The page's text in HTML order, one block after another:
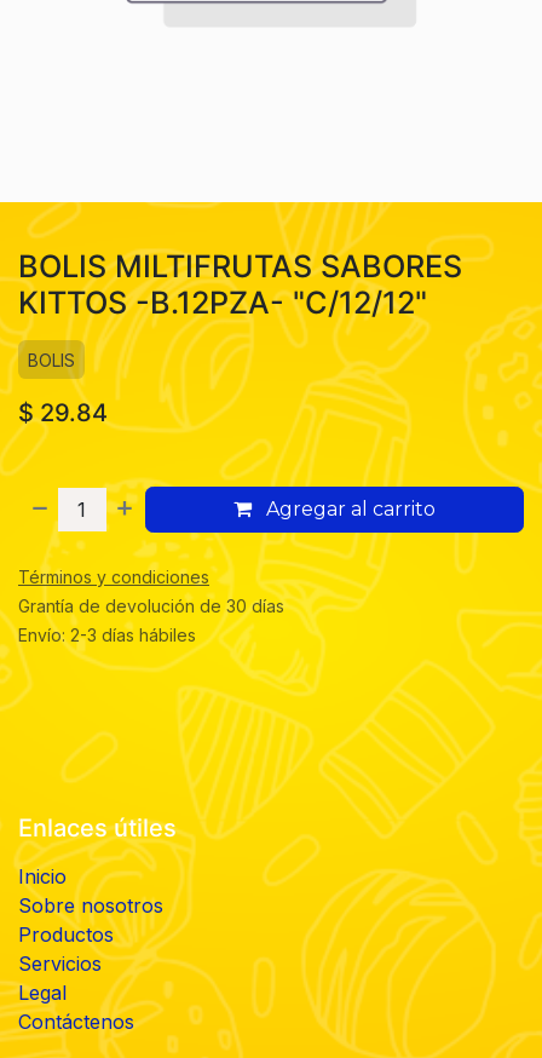
BOLIS MILTIFRUTAS SABORES
KITTOS -B.12PZA- "C/12/12"
BOLIS
$29.84
Agregar al carrito
Términos y condiciones
Grantía de devolución de 30 días
Envío: 2-3 días hábiles
Enlaces útiles
Inicio
Sobre nosotros
Productos
Servicios
Legal
Contáctenos